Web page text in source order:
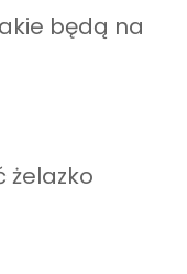
będą na
żelazko